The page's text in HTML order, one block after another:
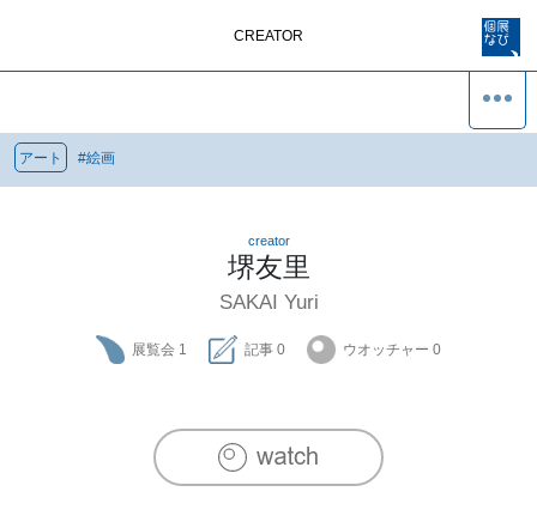
CREATOR
アート #絵画
creator
堺友里
SAKAI Yuri
展覧会 1 記事 0 ウオッチャー 0